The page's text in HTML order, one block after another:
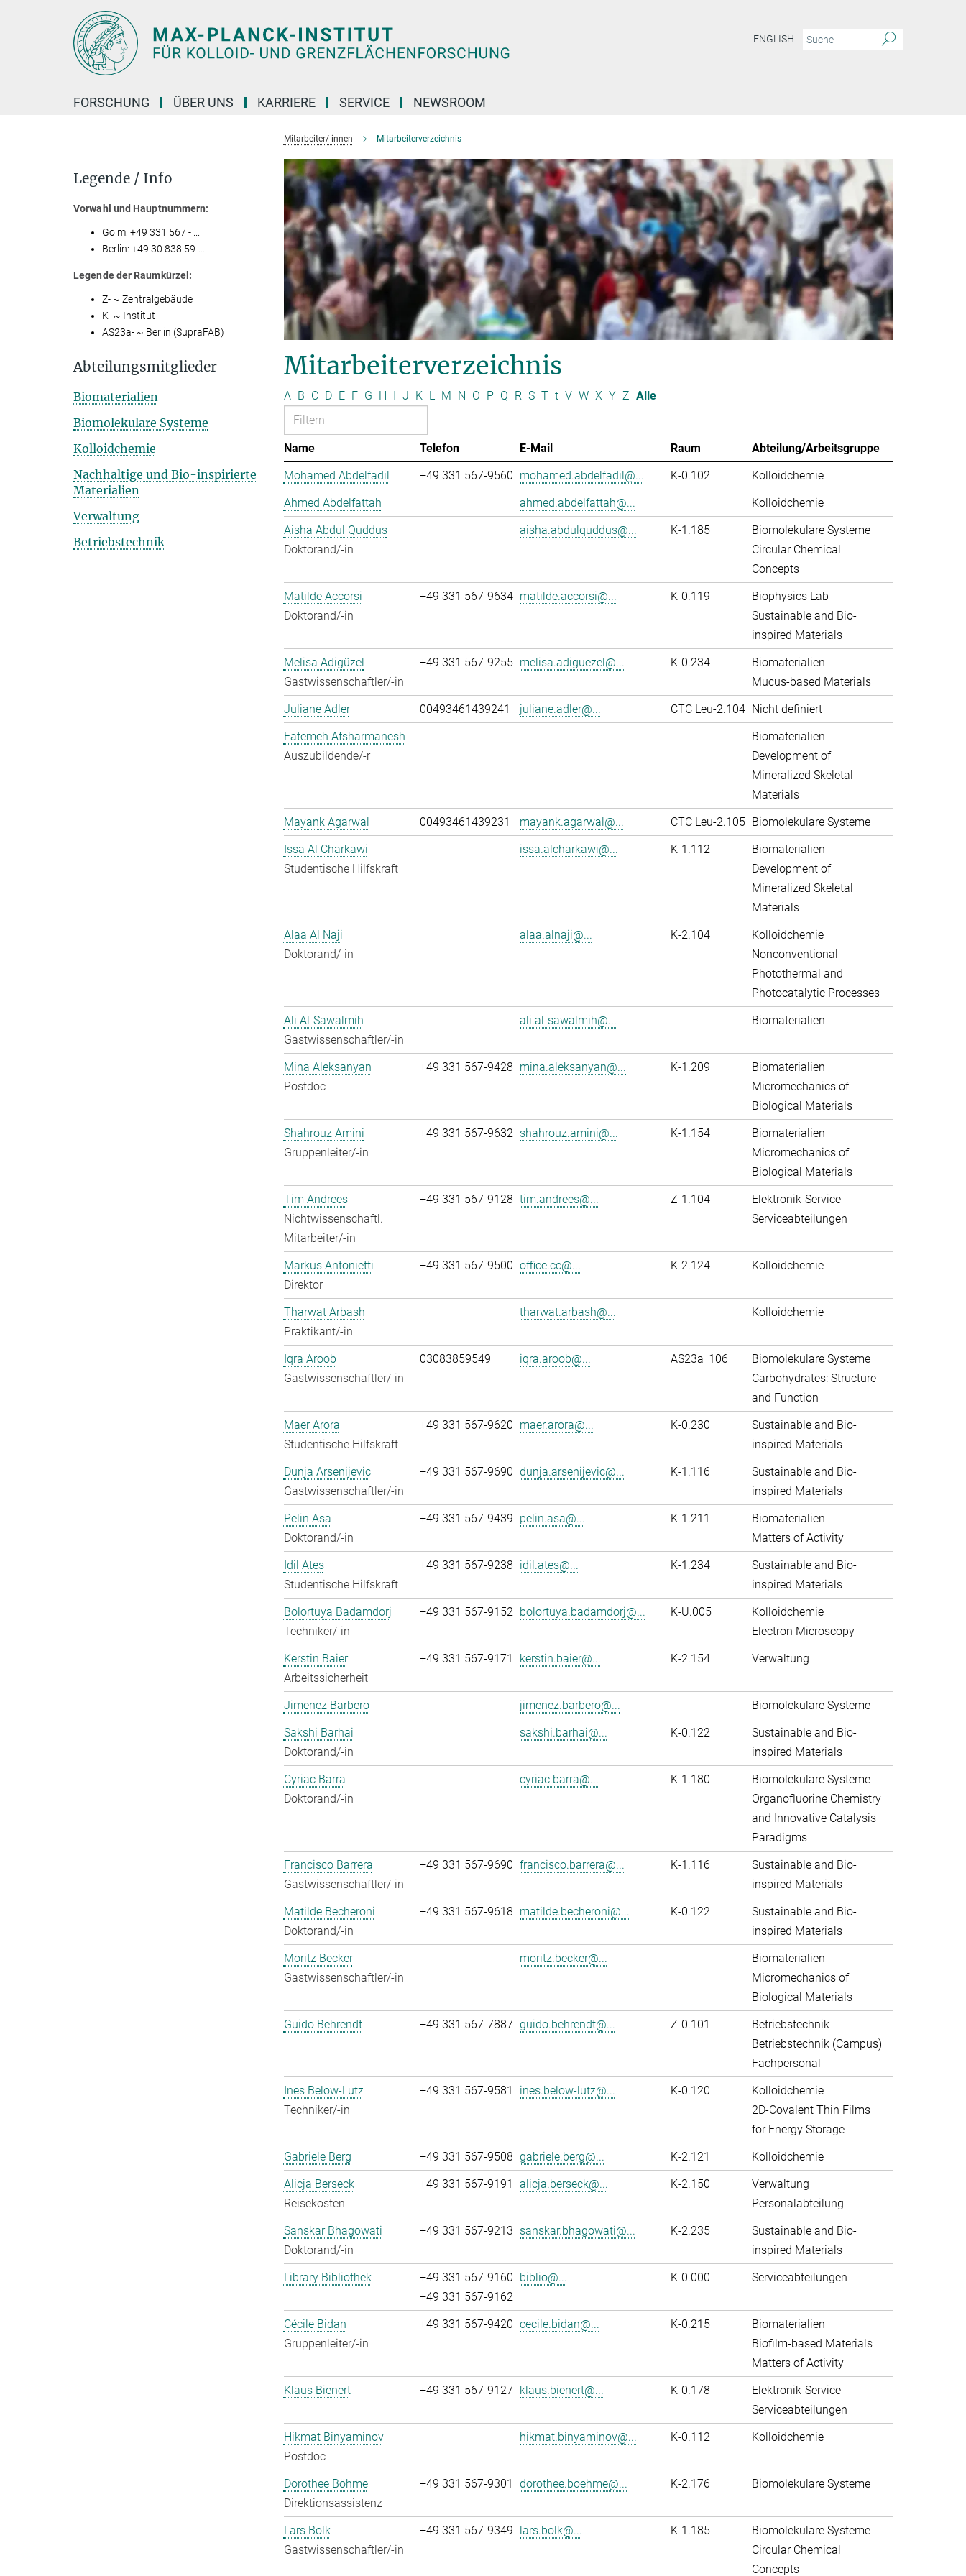
ENGLISH
FORSCHUNG ÜBER UNS KARRIERE SERVICE NEWSROOM
Mitarbeiter/-innen Mitarbeiterverzeichnis
Mitarbeiterverzeichnis
A B C D E F G H I J K L M N O P Q R S T t V W X Y Z Alle
Name Telefon E-Mail Raum
Abteilung/Arbeitsgruppe
Mohamed Abdelfadil
+49 331 567-9560 mohamed.abdelfadil@... K-0.102
Kolloidchemie
Ahmed Abdelfattah
ahmed.abdelfattah@...
Kolloidchemie
Aisha Abdul Quddus
Doktorand/-in
aisha.abdulquddus@... K-1.185
Biomolekulare Systeme
Circular Chemical
Concepts
Matilde Accorsi
Doktorand/-in
+49 331 567-9634 matilde.accorsi@... K-0.119
Biophysics Lab
Sustainable and Bio-
inspired Materials
Melisa Adigüzel
Gastwissenschaftler/-in
+49 331 567-9255 melisa.adiguezel@... K-0.234
Biomaterialien
Mucus-based Materials
Juliane Adler
00493461439241 juliane.adler@... CTC Leu-2.104 Nicht definiert
Fatemeh Afsharmanesh
Auszubildende/-r
Biomaterialien
Development of
Mineralized Skeletal
Materials
Mayank Agarwal
00493461439231 mayank.agarwal@... CTC Leu-2.105 Biomolekulare Systeme
Issa Al Charkawi
Studentische Hilfskraft
issa.alcharkawi@... K-1.112
Biomaterialien
Development of
Mineralized Skeletal
Materials
Alaa Al Naji
Doktorand/-in
alaa.alnaji@... K-2.104
Kolloidchemie
Nonconventional
Photothermal and
Photocatalytic Processes
Ali Al-Sawalmih
Gastwissenschaftler/-in
ali.al-sawalmih@... Biomaterialien
Mina Aleksanyan
Postdoc
+49 331 567-9428 mina.aleksanyan@... K-1.209
Biomaterialien
Micromechanics of
Biological Materials
Shahrouz Amini
Gruppenleiter/-in
+49 331 567-9632 shahrouz.amini@... K-1.154
Biomaterialien
Micromechanics of
Biological Materials
Tim Andrees
Nichtwissenschaftl.
Mitarbeiter/-in
+49 331 567-9128 tim.andrees@... Z-1.104
Elektronik-Service
Serviceabteilungen
Markus Antonietti
Direktor
+49 331 567-9500 office.cc@... K-2.124 Kolloidchemie
Tharwat Arbash
Praktikant/-in
tharwat.arbash@... Kolloidchemie
Iqra Aroob
Gastwissenschaftler/-in
03083859549 iqra.aroob@... AS23a_106
Biomolekulare Systeme
Carbohydrates: Structure
and Function
Maer Arora
Studentische Hilfskraft
+49 331 567-9620 maer.arora@... K-0.230
Sustainable and Bio-
inspired Materials
Dunja Arsenijevic
Gastwissenschaftler/-in
+49 331 567-9690 dunja.arsenijevic@... K-1.116
Sustainable and Bio-
inspired Materials
Pelin Asa
Doktorand/-in
+49 331 567-9439 pelin.asa@... K-1.211
Biomaterialien
Matters of Activity
Idil Ates
Studentische Hilfskraft
+49 331 567-9238 idil.ates@... K-1.234
Sustainable and Bio-
inspired Materials
Bolortuya Badamdorj
Techniker/-in
+49 331 567-9152 bolortuya.badamdorj@... K-U.005
Kolloidchemie
Electron Microscopy
Kerstin Baier
Arbeitssicherheit
+49 331 567-9171 kerstin.baier@... K-2.154 Verwaltung
Jimenez Barbero jimenez.barbero@...
Biomolekulare Systeme
Sakshi Barhai
Doktorand/-in
sakshi.barhai@... K-0.122
Sustainable and Bio-
inspired Materials
Cyriac Barra
Doktorand/-in
cyriac.barra@... K-1.180
Biomolekulare Systeme
Organofluorine Chemistry
and Innovative Catalysis
Paradigms
Francisco Barrera
Gastwissenschaftler/-in
+49 331 567-9690 francisco.barrera@... K-1.116
Sustainable and Bio-
inspired Materials
Matilde Becheroni
Doktorand/-in
+49 331 567-9618 matilde.becheroni@... K-0.122
Sustainable and Bio-
inspired Materials
Moritz Becker
Gastwissenschaftler/-in
moritz.becker@...
Biomaterialien
Micromechanics of
Biological Materials
Guido Behrendt
+49 331 567-7887 guido.behrendt@... Z-0.101
Betriebstechnik
Betriebstechnik (Campus)
Fachpersonal
Ines Below-Lutz
Techniker/-in
+49 331 567-9581 ines.below-lutz@... K-0.120
Kolloidchemie
2D-Covalent Thin Films
for Energy Storage
Gabriele Berg
+49 331 567-9508 gabriele.berg@... K-2.121
Kolloidchemie
Alicja Berseck
Reisekosten
+49 331 567-9191 alicja.berseck@... K-2.150
Verwaltung
Personalabteilung
Sanskar Bhagowati
Doktorand/-in
+49 331 567-9213 sanskar.bhagowati@... K-2.235
Sustainable and Bio-
inspired Materials
Library Bibliothek
+49 331 567-9160
+49 331 567-9162
biblio@... K-0.000 Serviceabteilungen
Cécile Bidan
Gruppenleiter/-in
+49 331 567-9420 cecile.bidan@... K-0.215
Biomaterialien
Biofilm-based Materials
Matters of Activity
Klaus Bienert
+49 331 567-9127 klaus.bienert@... K-0.178
Elektronik-Service
Serviceabteilungen
Hikmat Binyaminov
Postdoc
hikmat.binyaminov@... K-0.112 Kolloidchemie
Dorothee Böhme
Direktionsassistenz
+49 331 567-9301 dorothee.boehme@... K-2.176 Biomolekulare Systeme
Lars Bolk
Gastwissenschaftler/-in
+49 331 567-9349 lars.bolk@... K-1.185
Biomolekulare Systeme
Circular Chemical
Concepts
Legende / Info
Vorwahl und Hauptnummern:
Golm: +49 331 567 - ...
Berlin: +49 30 838 59-...
Legende der Raumkürzel:
Z- ~ Zentralgebäude
K- ~ Institut
AS23a- ~ Berlin (SupraFAB)
Abteilungsmitglieder
Biomaterialien
Biomolekulare Systeme
Kolloidchemie
Nachhaltige und Bio-inspirierte
Materialien
Verwaltung
Betriebstechnik